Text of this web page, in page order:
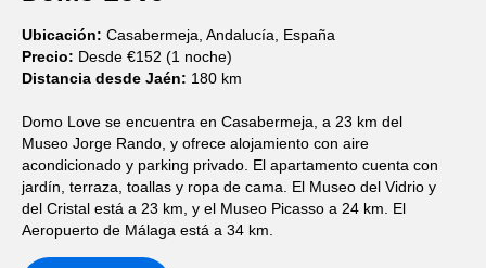
Ubicación: Casabermeja, Andalucía, España
Precio: Desde €152 (1 noche)
Distancia desde Jaén: 180 km
Domo Love se encuentra en Casabermeja, a 23 km del
Museo Jorge Rando, y ofrece alojamiento con aire
acondicionado y parking privado. El apartamento cuenta con
jardín, terraza, toallas y ropa de cama. El Museo del Vidrio y
del Cristal está a 23 km, y el Museo Picasso a 24 km. El
Aeropuerto de Málaga está a 34 km.